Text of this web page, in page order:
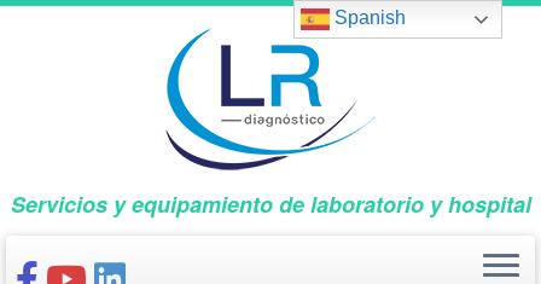
Saltar
Servicios y equipamiento de laboratorio y hospital
Spanish